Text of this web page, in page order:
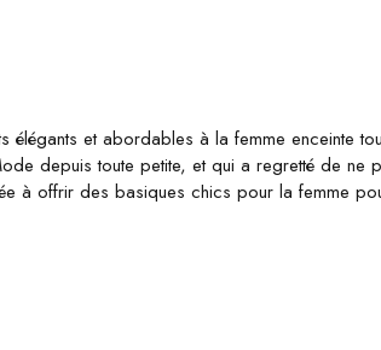
et abordables à la femme enceinte
depuis toute petite, et qui a regretté de
à offrir des basiques chics pour la femme